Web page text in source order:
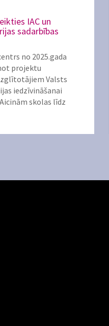
IAC un
sadarbības
no 2025.gada
projektu
Valsts
iedzīvināšanai
skolas līdz